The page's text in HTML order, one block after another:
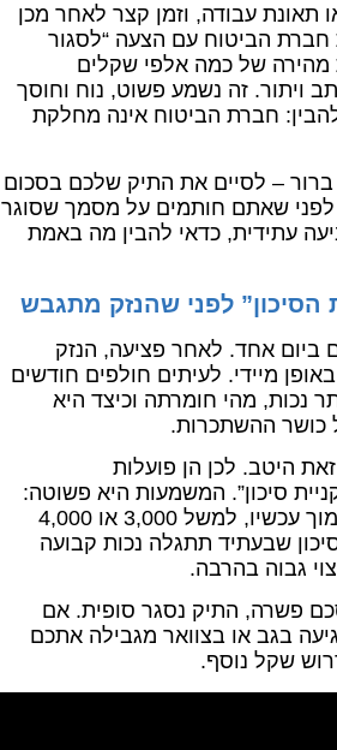
תאונת עבודה, וזמן קצר לאחר מכן
הביטוח עם הצעה “לסגור
מהירה של כמה אלפי שקלים
ויתור. זה נשמע פשוט, נוח וחוסך
חברת הביטוח אינה מחלקת
– לסיים את התיק שלכם בסכום
לפני שאתם חותמים על מסמך שסוגר
עתידית, כדאי להבין מה באמת
לפני שהנזק מתגבש
ביום אחד. לאחר פציעה, הנזק
מיידי. לעיתים חולפים חודשים
נכות, מהי חומרתה וכיצד היא
כושר ההשתכרות.
היטב. לכן הן פועלות
סיכון”. המשמעות היא פשוטה:
הן מציעות לכם סכום נמוך עכשיו, למשל 3,000 או 4,000
שבעתיד תתגלה נכות קבועה
גבוה בהרבה.
פשרה, התיק נסגר סופית. אם
בגב או בצוואר מגבילה אתכם
שקל נוסף.